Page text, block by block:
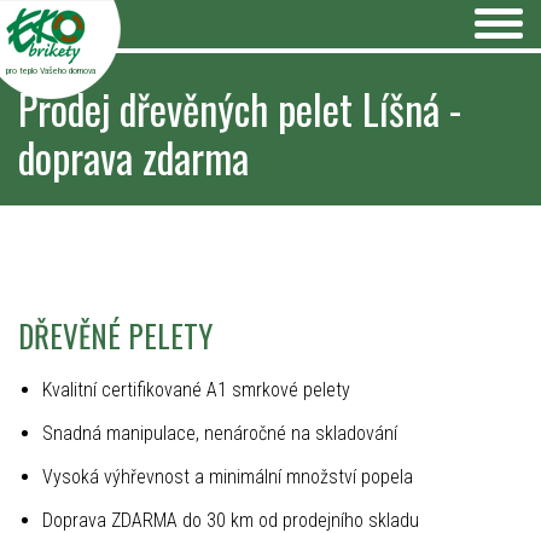
pro teplo Vašeho domova
Prodej dřevěných pelet Líšná -
doprava zdarma
DŘEVĚNÉ PELETY
Kvalitní certifikované A1 smrkové pelety
Snadná manipulace, nenáročné na skladování
Vysoká výhřevnost a minimální množství popela
Doprava ZDARMA do 30 km od prodejního skladu